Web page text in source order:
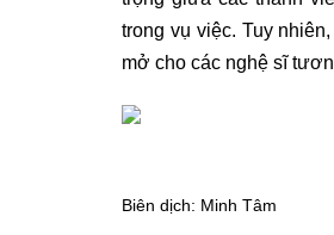
trong vụ việc. Tuy
mở cho các nghệ sĩ
Biên dịch: Minh Tâm